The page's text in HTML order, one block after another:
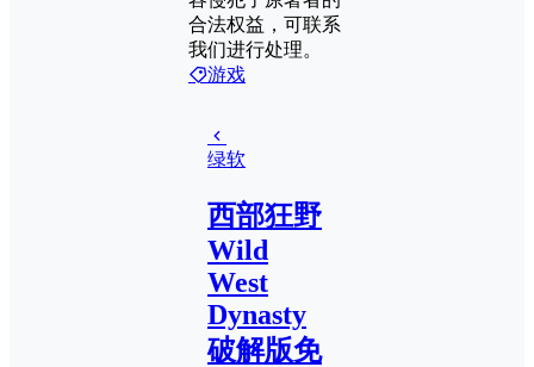
合法权益，可联系
我们进行处理。
游戏
绿软
西部狂野
Wild
West
Dynasty
破解版免